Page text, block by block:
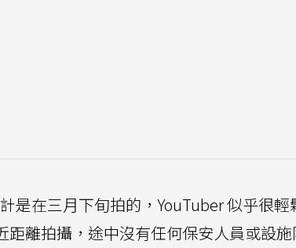
是在三月下旬拍的，YouTuber 似乎很
距離拍攝，途中沒有任何保安人員或設施